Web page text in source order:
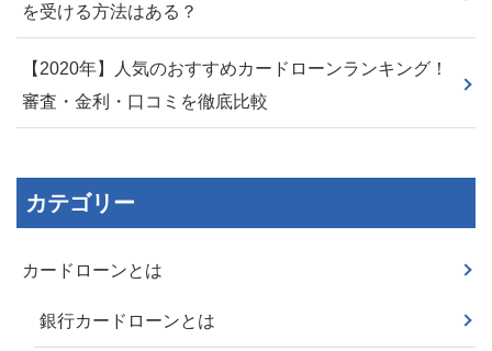
を受ける方法はある？
【2020年】人気のおすすめカードローンランキング！
審査・金利・口コミを徹底比較
カテゴリー
カードローンとは
銀行カードローンとは